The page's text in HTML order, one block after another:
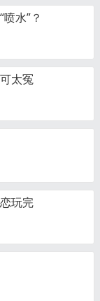
水”？
太冤
玩完